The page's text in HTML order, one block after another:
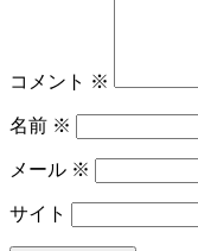
コメント ※
名前 ※
メール ※
サイト